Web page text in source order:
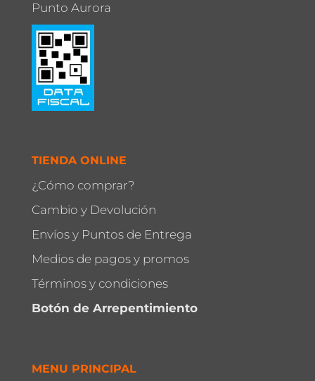
Punto Aurora
TIENDA ONLINE
¿Cómo comprar?
Cambio y Devolución
Envíos y Puntos de Entrega
Medios de pagos y promos
Términos y condiciones
Botón de Arrepentimiento
MENU PRINCIPAL